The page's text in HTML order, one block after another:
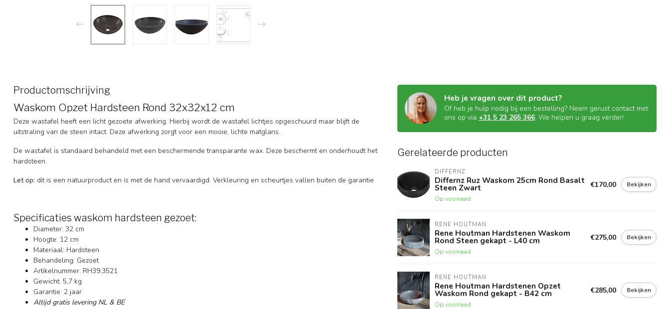
Productomschrijving
Waskom Opzet Hardsteen Rond 32x32x12 cm
Deze wastafel heeft een licht gezoete afwerking. Hierbij wordt de wastafel lichtjes opgeschuurd maar blijft de
uitstraling van de steen intact. Deze afwerking zorgt voor een mooie, lichte matglans.
De wastafel is standaard behandeld met een beschermende transparante wax. Deze beschermt en onderhoudt het
hardsteen.
Let op: dit is een natuurproduct en is met de hand vervaardigd. Verkleuring en scheurtjes vallen buiten de garantie
Specificaties waskom hardsteen gezoet:
Diameter: 32 cm
Hoogte: 12 cm
Materiaal: Hardsteen
Behandeling: Gezoet
Artikelnummer: RH39.3521
Gewicht: 5,7 kg
Garantie: 2 jaar
Altijd gratis levering NL & BE
Heb je vragen over dit product?
Of heb je hulp nodig bij een bestelling? Neem gerust contact met
ons op via +31 5 23 265 366. We helpen u graag verder!
Gerelateerde producten
DIFFERNZ
Differnz Ruz Waskom 25cm Rond Basalt
Steen Zwart
Op voorraad
€170,00 Bekijken
RENE HOUTMAN
Rene Houtman Hardstenen Waskom
Rond Steen gekapt - L40 cm
Op voorraad
€275,00 Bekijken
RENE HOUTMAN
Rene Houtman Hardstenen Opzet
Waskom Rond gekapt - B42 cm
Op voorraad
€285,00 Bekijken